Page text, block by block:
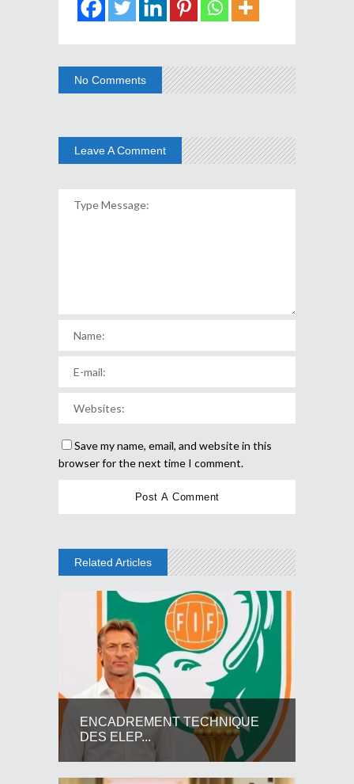
No Comments
Leave A Comment
Save my name, email, and website in this
browser for the next time I comment.
Related Articles
ENCADREMENT TECHNIQUE
DES ELEP...